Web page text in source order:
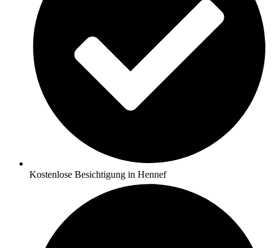
Kostenlose Besichtigung in Hennef